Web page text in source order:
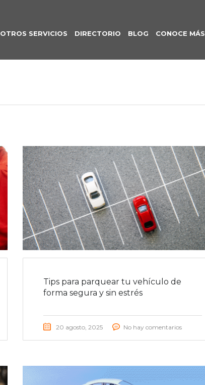
OTROS SERVICIOS DIRECTORIO BLOG CONOCE MÁS
Tips para parquear tu vehículo de
forma segura y sin estrés
20 agosto, 2025 No hay comentarios